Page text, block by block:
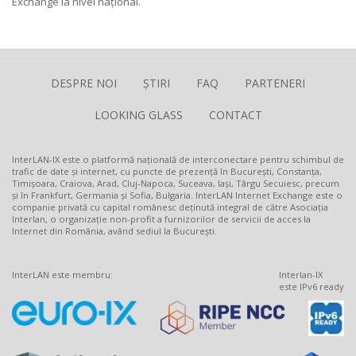
DESPRE NOI ȘTIRI FAQ PARTENERI
LOOKING GLASS CONTACT
InterLAN-IX este o platformă națională de interconectare pentru schimbul de
trafic de date și internet, cu puncte de prezență în București, Constanța,
Timișoara, Craiova, Arad, Cluj-Napoca, Suceava, Iași, Târgu Secuiesc, precum
și în Frankfurt, Germania și Sofia, Bulgaria. InterLAN Internet Exchange este o
companie privată cu capital românesc deținută integral de către Asociația
Interlan, o organizație non-profit a furnizorilor de servicii de acces la
Internet din România, având sediul la București.
InterLAN este membru:
Interlan-IX
este IPv6 ready